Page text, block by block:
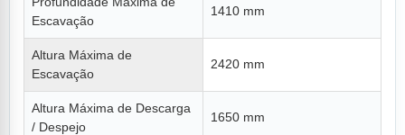
Escavação
1410 mm
Altura Máxima de
Escavação
2420 mm
Altura Máxima de Descarga
/ Despejo
1650 mm